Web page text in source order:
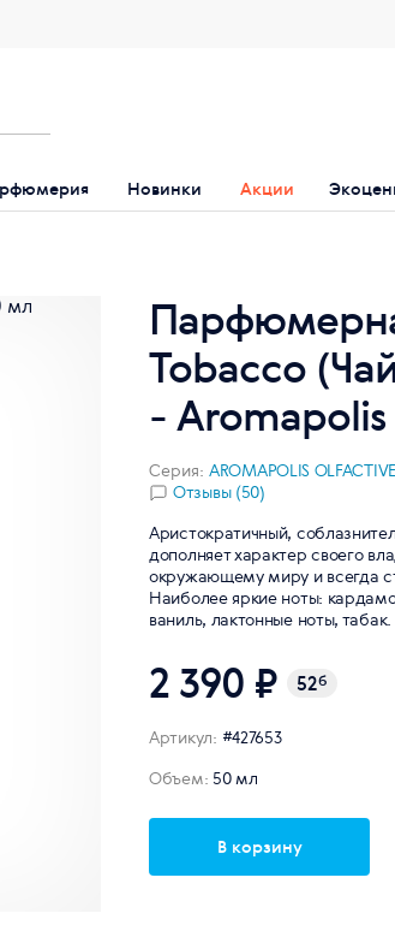
Новинки Акции
Tobacco
-
Серия: AROMAPOLIS
Отзывы (50)
Аристократичный,
дополняет характер своего
окружающему миру и всегда
Наиболее яркие ноты:
ваниль, лактонные ноты, табак.
2 390 ₽ 52б
Артикул: #427653
Объем: 50 мл
В корзину